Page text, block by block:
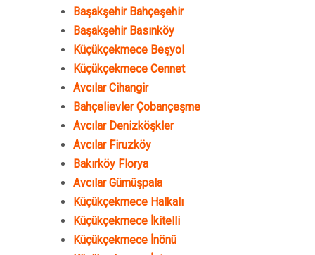
Başakşehir Bahçeşehir
Başakşehir Basınköy
Küçükçekmece Beşyol
Küçükçekmece Cennet
Avcılar Cihangir
Bahçelievler Çobançeşme
Avcılar Denizköşkler
Avcılar Firuzköy
Bakırköy Florya
Avcılar Gümüşpala
Küçükçekmece Halkalı
Küçükçekmece İkitelli
Küçükçekmece İnönü